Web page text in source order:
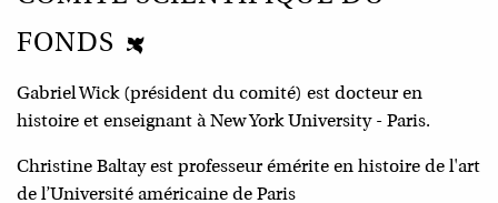
FONDS
Gabriel Wick (président du comité) est docteur en
histoire et enseignant à New York University - Paris.
Christine Baltay est professeur émérite en histoire de l'art
de l’Université américaine de Paris